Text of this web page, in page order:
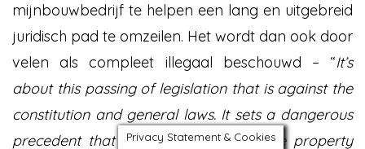
mijnbouwbedrijf te helpen een lang en uitgebreid
juridisch pad te omzeilen. Het wordt dan ook door
velen als compleet illegaal beschouwd – “It’s
about this passing of legislation that is against the
constitution and general laws. It sets a dangerous
precedent that can infringe on private property
Privacy Statement & Cookies